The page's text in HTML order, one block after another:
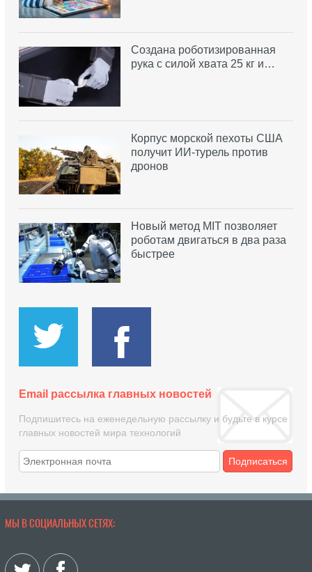
Создана роботизированная
рука с силой хвата 25 кг и…
Корпус морской пехоты США
получит ИИ-турель против
дронов
Новый метод MIT позволяет
роботам двигаться в два раза
быстрее
Email рассылка главных новостей
Подпишитесь на еженедельную рассылку и будьте в курсе
главных новостей мира технологий
Подписаться
МЫ В СОЦИАЛЬНЫХ СЕТЯХ: